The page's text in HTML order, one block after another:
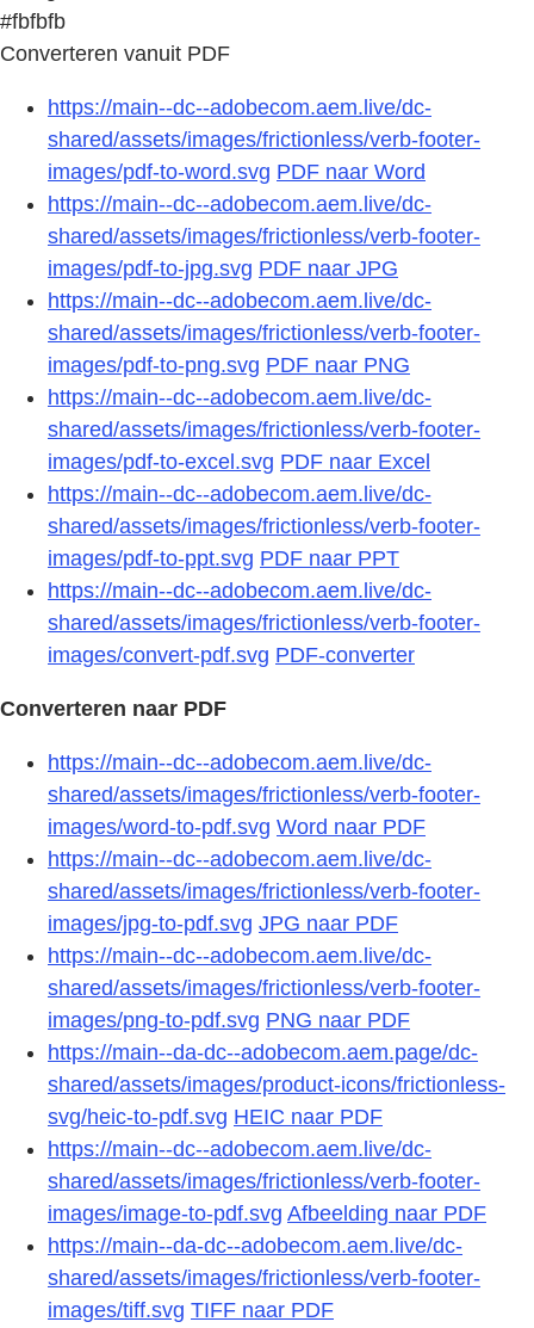
#fbfbfb
Converteren vanuit PDF
https://main--dc--adobecom.aem.live/dc-
shared/assets/images/frictionless/verb-footer-
images/pdf-to-word.svg PDF naar Word
https://main--dc--adobecom.aem.live/dc-
shared/assets/images/frictionless/verb-footer-
images/pdf-to-jpg.svg PDF naar JPG
https://main--dc--adobecom.aem.live/dc-
shared/assets/images/frictionless/verb-footer-
images/pdf-to-png.svg PDF naar PNG
https://main--dc--adobecom.aem.live/dc-
shared/assets/images/frictionless/verb-footer-
images/pdf-to-excel.svg PDF naar Excel
https://main--dc--adobecom.aem.live/dc-
shared/assets/images/frictionless/verb-footer-
images/pdf-to-ppt.svg PDF naar PPT
https://main--dc--adobecom.aem.live/dc-
shared/assets/images/frictionless/verb-footer-
images/convert-pdf.svg PDF-converter
Converteren naar PDF
https://main--dc--adobecom.aem.live/dc-
shared/assets/images/frictionless/verb-footer-
images/word-to-pdf.svg Word naar PDF
https://main--dc--adobecom.aem.live/dc-
shared/assets/images/frictionless/verb-footer-
images/jpg-to-pdf.svg JPG naar PDF
https://main--dc--adobecom.aem.live/dc-
shared/assets/images/frictionless/verb-footer-
images/png-to-pdf.svg PNG naar PDF
https://main--da-dc--adobecom.aem.page/dc-
shared/assets/images/product-icons/frictionless-
svg/heic-to-pdf.svg HEIC naar PDF
https://main--dc--adobecom.aem.live/dc-
shared/assets/images/frictionless/verb-footer-
images/image-to-pdf.svg Afbeelding naar PDF
https://main--da-dc--adobecom.aem.live/dc-
shared/assets/images/frictionless/verb-footer-
images/tiff.svg TIFF naar PDF